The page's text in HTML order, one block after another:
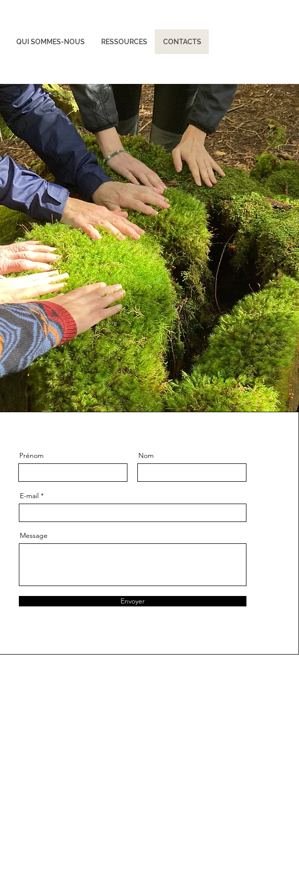
QUI SOMMES-NOUS RESSOURCES CONTACTS
Prénom Nom
E-mail
Message
Envoyer